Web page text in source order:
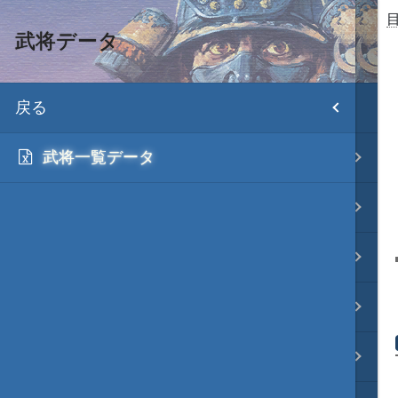
目次
初期設置
武将データ
戻る
武将一覧データ